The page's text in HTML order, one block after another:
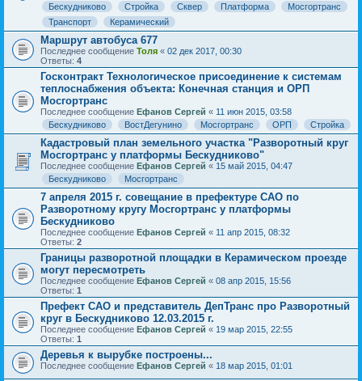
Бескудниково
Стройка Сквер Платформа
Мосгортранс
Транспорт
Керамический
Маршрут автобуса 677
Последнее сообщение Толя « 02 дек 2017, 00:30
Ответы: 4
Госконтракт Технологическое присоединение к системам
теплоснабжения объекта: Конечная станция и ОРП
Мосгортранс
Последнее сообщение Ефанов Сергей « 11 июн 2015, 03:58
Бескудниково
ВостДегунино Мосгортранс ОРП Стройка
Кадастровый план земельного участка "Разворотный круг
Мосгортранс у платформы Бескудниково"
Последнее сообщение Ефанов Сергей « 15 май 2015, 04:47
Бескудниково
Мосгортранс
7 апреля 2015 г. совещание в префектуре САО по
Разворотному кругу Мосгортранс у платформы
Бескудниково
Последнее сообщение Ефанов Сергей « 11 апр 2015, 08:32
Ответы: 2
Границы разворотной площадки в Керамическом проезде
могут пересмотреть
Последнее сообщение Ефанов Сергей « 08 апр 2015, 15:56
Ответы: 1
Префект САО и представитель ДепТранс про Разворотный
круг в Бескудниково 12.03.2015 г.
Последнее сообщение Ефанов Сергей « 19 мар 2015, 22:55
Ответы: 1
Деревья к вырубке построены...
Последнее сообщение Ефанов Сергей « 18 мар 2015, 01:01